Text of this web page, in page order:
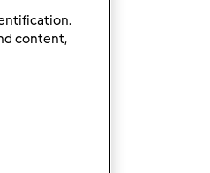
content,